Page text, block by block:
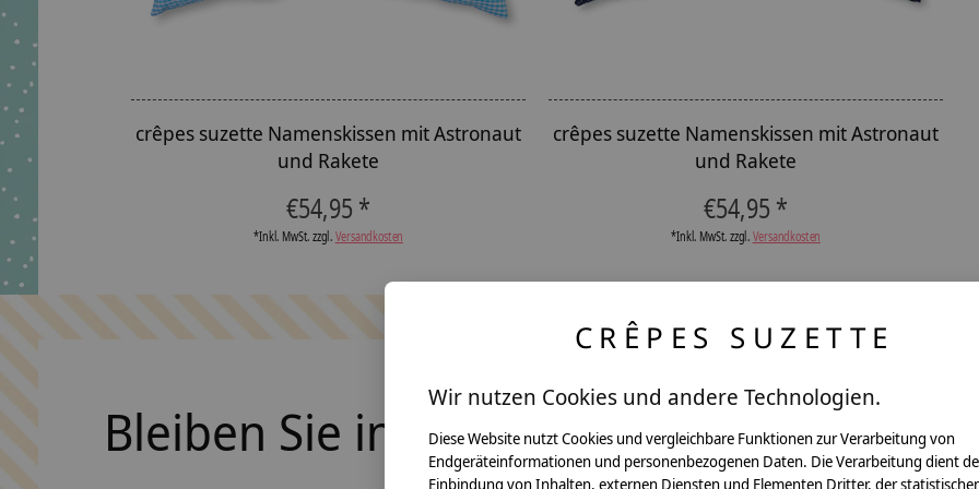
crêpes suzette Namenskissen mit Astronaut
und Rakete
€54,95 *
*Inkl. MwSt. zzgl.Versandkosten
crêpes suzette Namenskissen mit Astronaut
und Rakete
€54,95 *
*Inkl. MwSt. zzgl.Versandkosten
Bleiben Sie in Kontakt
CRÊPES SUZETTE
Wir nutzen Cookies und andere Technologien.
Diese Website nutzt Cookies und vergleichbare Funktionen zur Verarbeitung von
Endgeräteinformationen und personenbezogenen Daten. Die Verarbeitung dient
Einbindung von Inhalten, externen Diensten und Elementen Dritter, der